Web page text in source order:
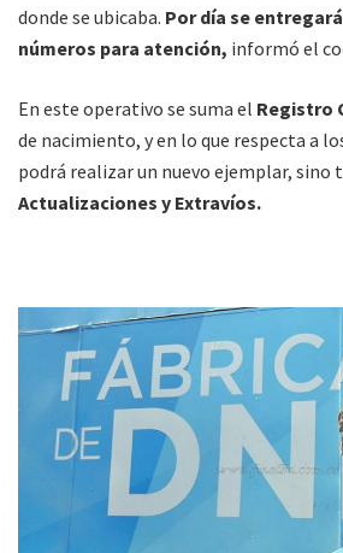
donde se ubicaba. Por día se
números para atención, informó el
En este operativo se suma el Registro
de nacimiento, y en lo que respecta a
podrá realizar un nuevo ejemplar, sino
Actualizaciones y Extravíos.